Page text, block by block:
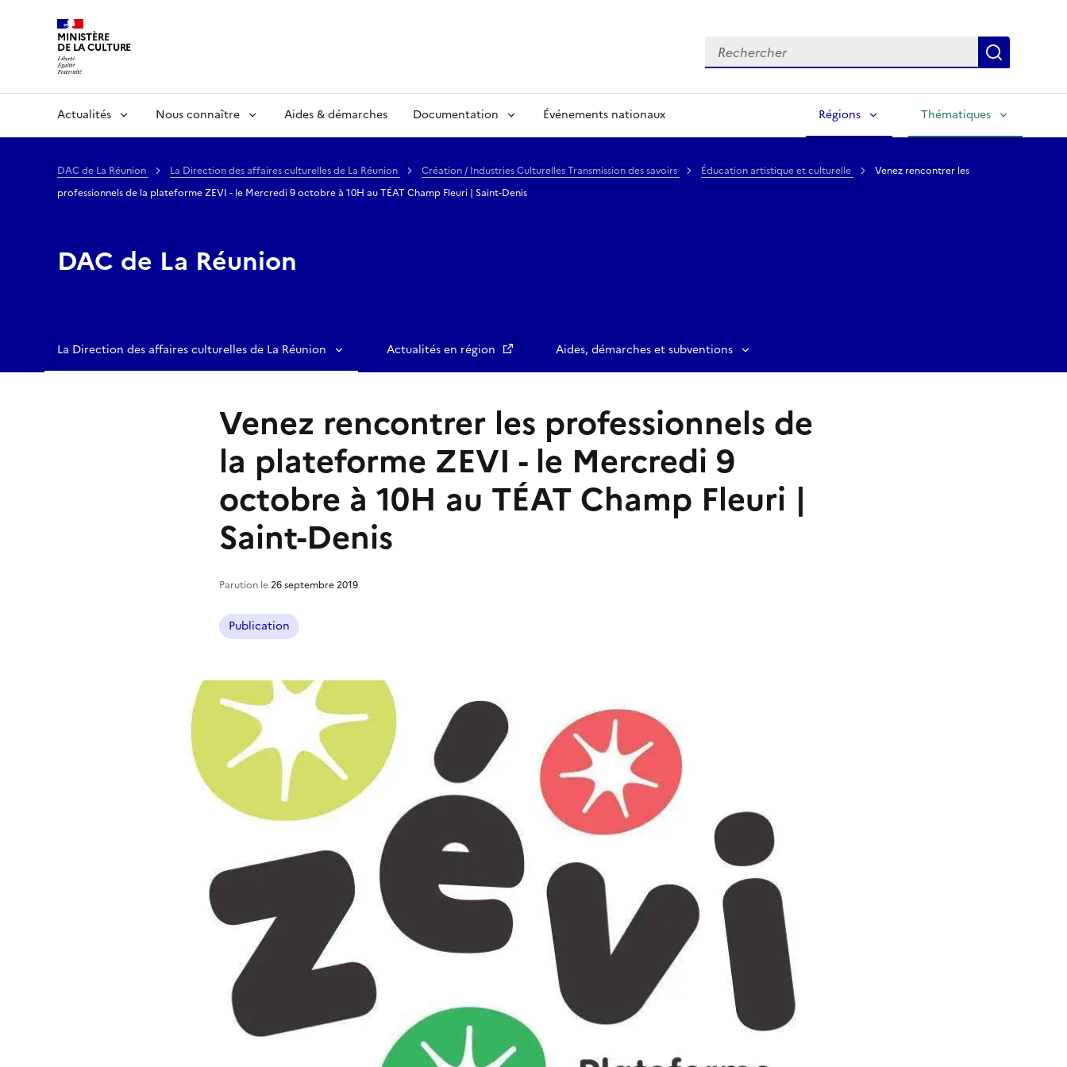
MINISTÈRE
DE LA CULTURE Rechercher
Actualités Nous connaître Aides & démarches Documentation Événements nationaux Régions Thématiques
DAC de La Réunion La Direction des affaires culturelles de La Réunion Création / Industries Culturelles Transmission des savoirs Éducation artistique et culturelle
Venez rencontrer les
professionnels de la plateforme ZEVI - le Mercredi 9 octobre à 10H au TÉAT Champ Fleuri | Saint-Denis
DAC de La Réunion
La Direction des affaires culturelles de La Réunion Actualités en région Aides, démarches et subventions
Venez rencontrer les professionnels de
la plateforme ZEVI - le Mercredi 9
octobre à 10H au TÉAT Champ Fleuri |
Saint-Denis
Parution le26 septembre 2019
Publication